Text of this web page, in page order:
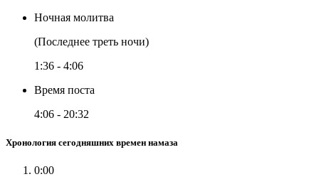
Ночная молитва
(Последнее треть ночи)
1:36 - 4:06
Время поста
4:06 - 20:32
Хронология сегодняшних времен намаза
0:00